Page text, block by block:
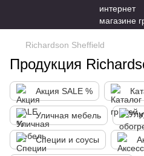
Richardson Sheffield
Продукция
Акция SALE %
Уличная мебель
Специи и соусы